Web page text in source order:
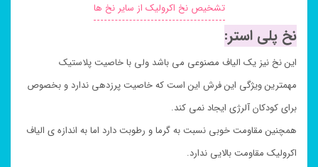
تشخیص نخ اکرولیک از سایر نخ ها
نخ پلی استر:
این نخ نیز یک الیاف مصنوعی می باشد ولی با خاصیت پلاستیک
مهمترین ویژگی این فرش این است که خاصیت پرزدهی ندارد و بخصوص
برای کودکان آلرژی ایجاد نمی کند.
همچنین مقاومت خوبی نسبت به گرما و رطوبت دارد اما به اندازه ی الیاف
اکرولیک مقاومت بالایی ندارد.